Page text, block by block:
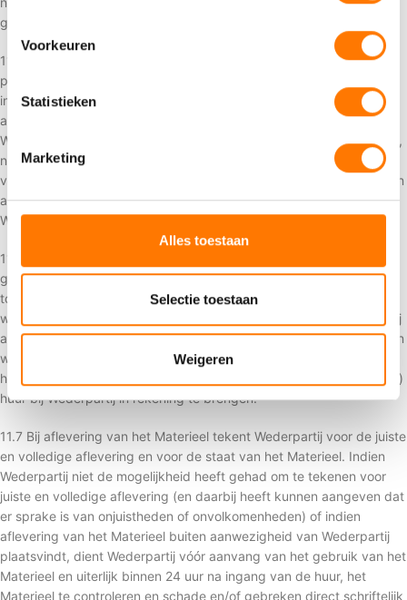
Voorkeuren
Statistieken
Marketing
Alles toestaan
Selectie toestaan
Weigeren
grond.
11.5 Wederpartij dient ervoor te zorgen dat een daartoe bevoegd
persoon op de afgesproken leveringsdag aanwezig is voor
inontvangstneming van Materieel zaken. Als bijlevering niemand
aanwezig is heeft CvH het recht het Materieel mee terug te nemen.
Wederpartij zal toch de transportkosten verschuldigd zijn. CvH kan,
na overleg met Wederpartij, ook het Materieel afleveren, doch bij
verschil van mening of de afgifte al dan niet in het overeengekomen
aantal en/of de overeengekomen staat heeft plaatsgehad, rust op
Wederpartij uitdrukkelijk de bewijslast hiertoe.
11.6 Indien de aan-en afvoer door CvH worden verzorgd,
garandeert Wederpartij een goede bereikbaarheid c.q.
toegankelijkheid van de locatie. De exacte plaats (op de locatie)
waar het Materieel wordt geplaatst, wordt door CvH bepaald, tenzij
anders overeengekomen. Indien het Materieel niet op de locatie kan
worden afgeleverd als gevolg van onvoldoende bereikbaarheid,
heeft CvH het recht de gemaakte transportkosten en de (gederfde)
huur bij Wederpartij in rekening te brengen.
11.7 Bij aflevering van het Materieel tekent Wederpartij voor de juiste
en volledige aflevering en voor de staat van het Materieel. Indien
Wederpartij niet de mogelijkheid heeft gehad om te tekenen voor
juiste en volledige aflevering (en daarbij heeft kunnen aangeven dat
er sprake is van onjuistheden of onvolkomenheden) of indien
aflevering van het Materieel buiten aanwezigheid van Wederpartij
plaatsvindt, dient Wederpartij vóór aanvang van het gebruik van het
Materieel en uiterlijk binnen 24 uur na ingang van de huur, het
Materieel te controleren en schade en/of gebreken direct schriftelijk